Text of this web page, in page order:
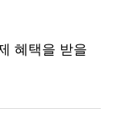
혜택을 받을